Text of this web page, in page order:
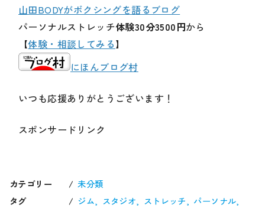
山田BODYがボクシングを語るブログ
パーソナルストレッチ体験30分3500円から
【体験・相談してみる】
にほんブログ村
いつも応援ありがとうございます！
スポンサードリンク
カテゴリー
未分類
タグ
ジム スタジオ ストレッチ
パーソナル